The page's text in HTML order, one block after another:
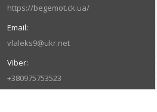
https://begemot.ck.ua/
vlaleks9@ukr.net
+380975753523